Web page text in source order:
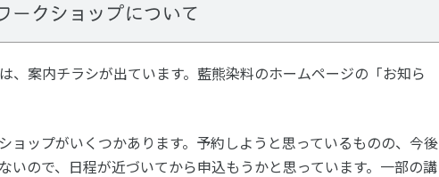
ークショップについて
、案内チラシが出ています。藍熊染料のホームページの「お知ら
ョップがいくつかあります。予約しようと思っているものの、今後
いので、日程が近づいてから申込もうかと思っています。一部の講